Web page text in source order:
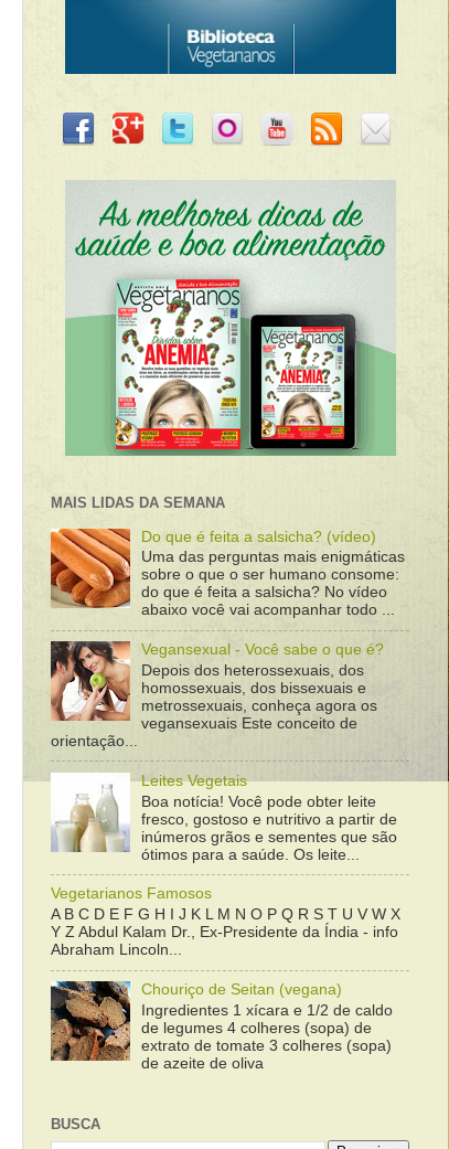
MAIS LIDAS DA SEMANA
Do que é feita a salsicha? (vídeo)
Uma das perguntas mais enigmáticas
sobre o que o ser humano consome:
do que é feita a salsicha? No vídeo
abaixo você vai acompanhar todo ...
Vegansexual - Você sabe o que é?
Depois dos heterossexuais, dos
homossexuais, dos bissexuais e
metrossexuais, conheça agora os
vegansexuais Este conceito de
orientação...
Leites Vegetais
Boa notícia! Você pode obter leite
fresco, gostoso e nutritivo a partir de
inúmeros grãos e sementes que são
ótimos para a saúde. Os leite...
Vegetarianos Famosos
A B C D E F G H I J K L M N O P Q R S T U V W X
Y Z Abdul Kalam Dr., Ex-Presidente da Índia - info
Abraham Lincoln...
Chouriço de Seitan (vegana)
Ingredientes 1 xícara e 1/2 de caldo
de legumes 4 colheres (sopa) de
extrato de tomate 3 colheres (sopa)
de azeite de oliva
BUSCA